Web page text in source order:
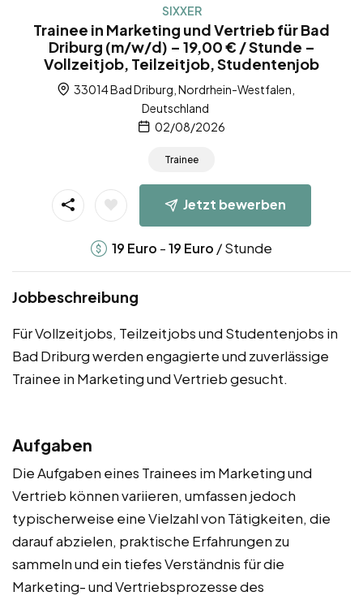
SIXXER
Trainee in Marketing und Vertrieb für Bad
Driburg (m/w/d) – 19,00 € / Stunde –
Vollzeitjob, Teilzeitjob, Studentenjob
33014 Bad Driburg, Nordrhein-Westfalen,
Deutschland
02/08/2026
Trainee
Jetzt bewerben
19 Euro -19 Euro / Stunde
Jobbeschreibung
Für Vollzeitjobs, Teilzeitjobs und Studentenjobs in
Bad Driburg werden engagierte und zuverlässige
Trainee in Marketing und Vertrieb gesucht.
Aufgaben
Die Aufgaben eines Trainees im Marketing und
Vertrieb können variieren, umfassen jedoch
typischerweise eine Vielzahl von Tätigkeiten, die
darauf abzielen, praktische Erfahrungen zu
sammeln und ein tiefes Verständnis für die
Marketing- und Vertriebsprozesse des